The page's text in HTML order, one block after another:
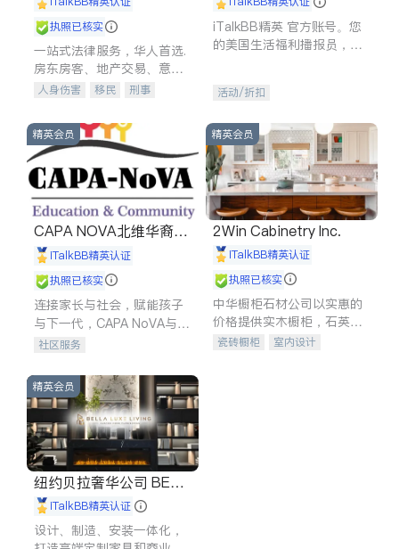
执照已核实
一站式法律服务，华人首选.
房东房客、地产交易、意外
伤害、车祸重伤、商业诉
建筑合同、刑事案件全包办
人身伤害 移民
刑事
信托/遗嘱
商业
索赔
律师-其它 保释
iTalkBB精英 官方账号。您
的美国生活福利播报员，精
专属福利。
活动/折扣
精英会员
CAPA NOVA北维华裔家
长会iTalkBB精英认证
执照已核实
连接家长与社会，赋能孩子
与下一代，CAPA NoVA与您
携手建设包容、公平、充满
社区服务
精英会员
2Win Cabinetry Inc.
iTalkBB精英认证
执照已核实
中华橱柜石材公司以实惠的
价格提供实木橱柜，石英石
台面，多种优质不锈钢水
瓷砖橱柜
室内设计
精英会员
纽约贝拉奢华公司 BELL
A LUXE
iTalkBB精英认证
设计、制造、安装一体化，